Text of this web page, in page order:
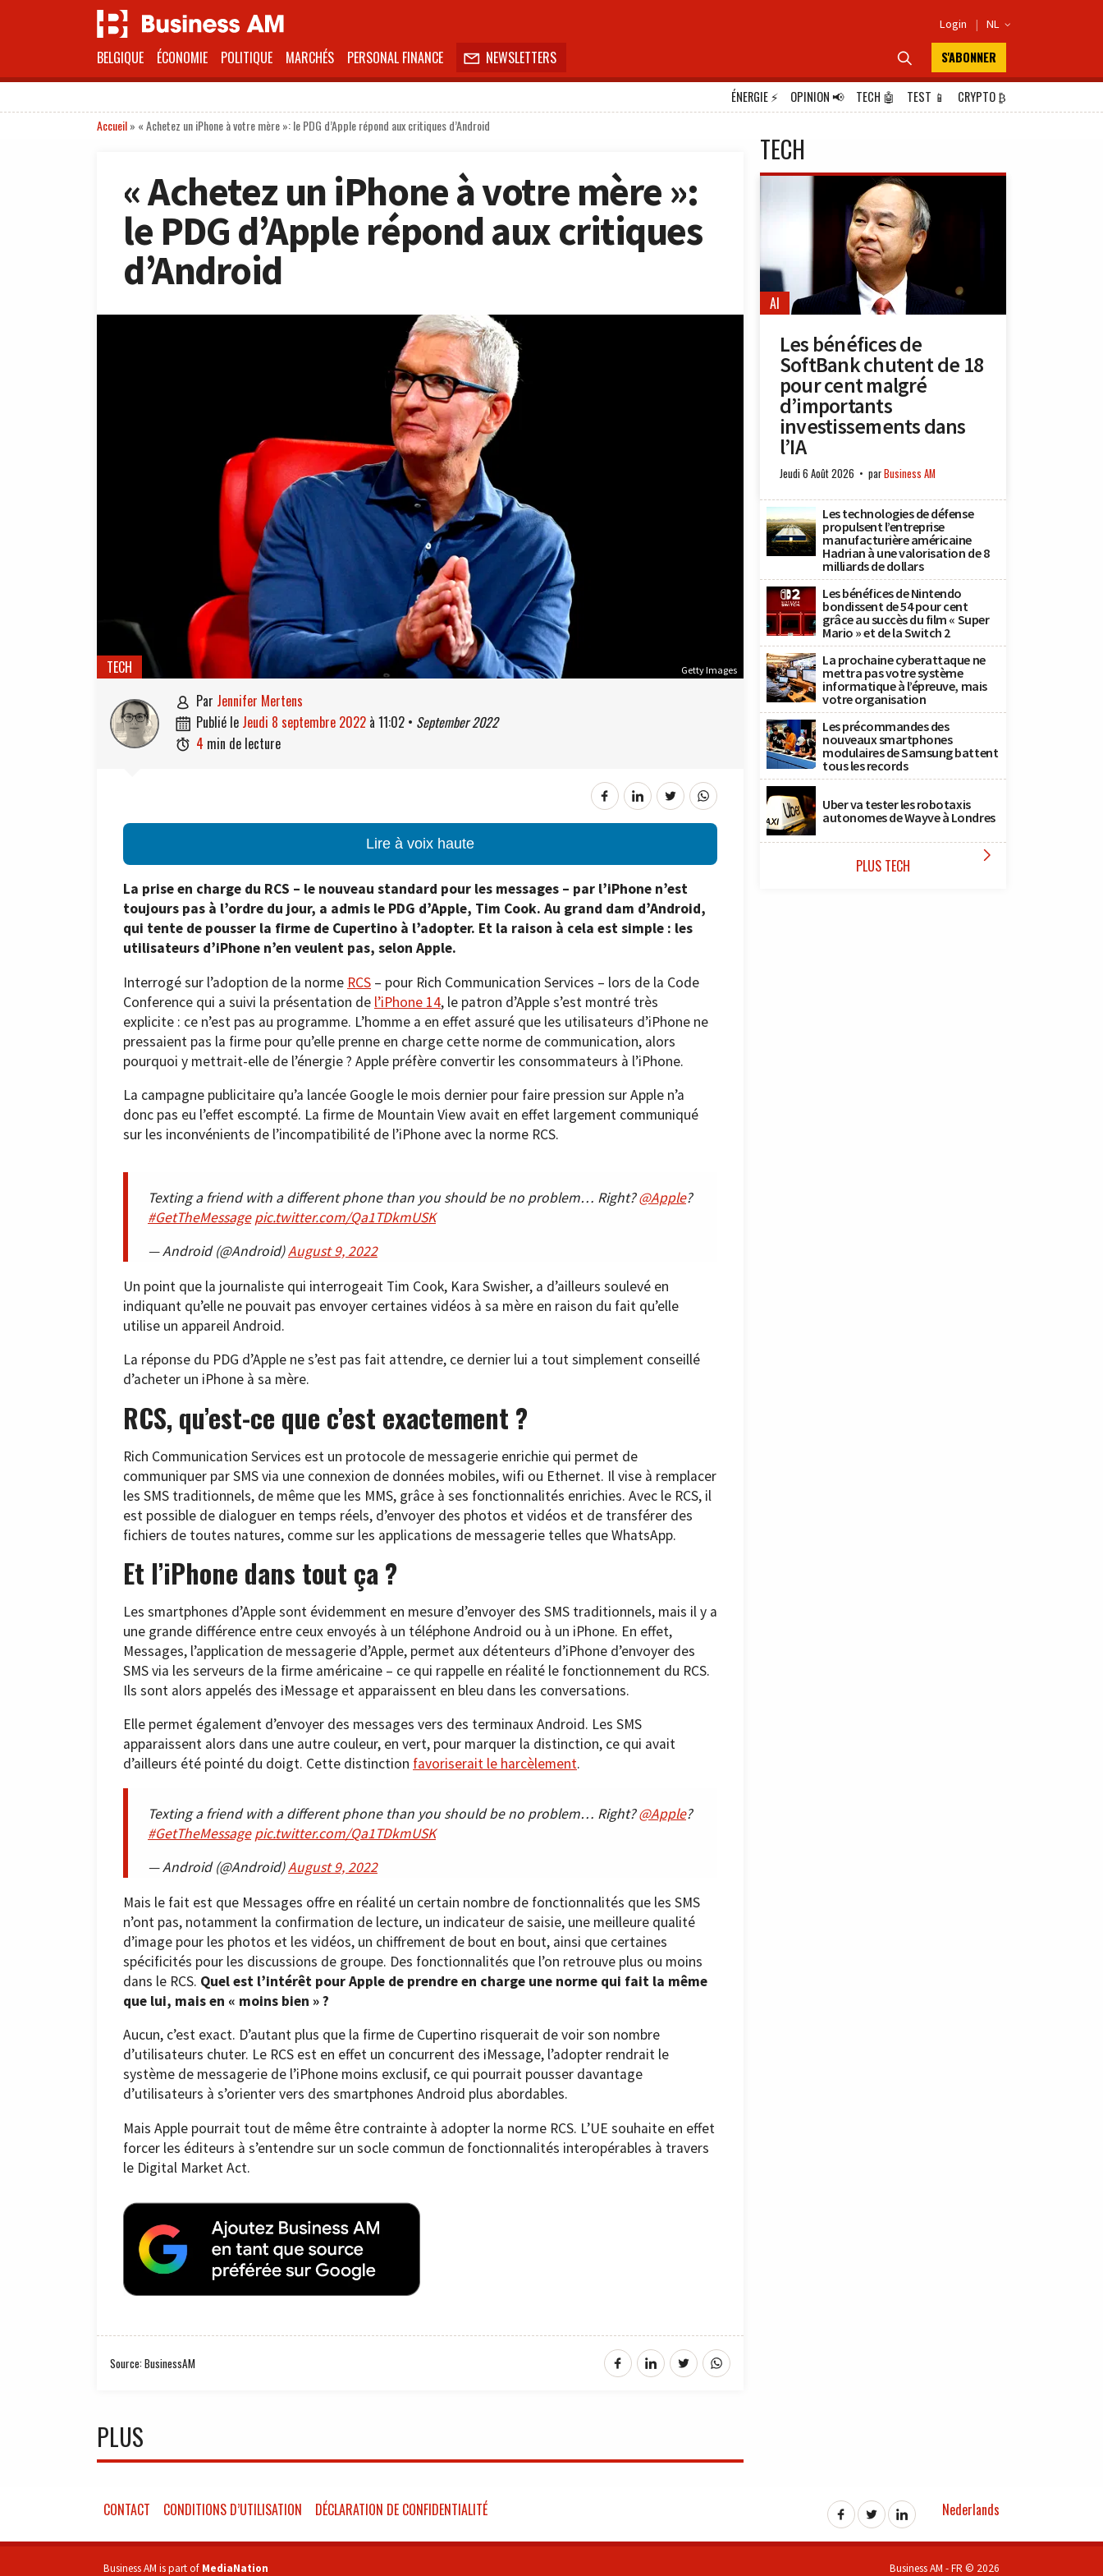
Login | NL 
BELGIQUE ÉCONOMIE POLITIQUE MARCHÉS PERSONAL FINANCE  NEWSLETTERS  S'ABONNER
ÉNERGIE⚡ OPINION📢 TECH 🤖 TEST 📱 CRYPTO₿
Accueil» « Achetez un iPhone à votre mère »: le PDG d’Apple répond aux critiques d’Android
« Achetez un iPhone à votre mère »:
le PDG d’Apple répond aux critiques
d’Android
Getty Images
TECH
 par Jennifer Mertens
 publié le jeudi 8 septembre 2022 à 11:02 • September 2022
 4 min de lecture
Lire à voix haute
La prise en charge du RCS – le nouveau standard pour les messages – par l’iPhone n’est
toujours pas à l’ordre du jour, a admis le PDG d’Apple, Tim Cook. Au grand dam d’Android,
qui tente de pousser la firme de Cupertino à l’adopter. Et la raison à cela est simple : les
utilisateurs d’iPhone n’en veulent pas, selon Apple.
Interrogé sur l’adoption de la norme RCS – pour Rich Communication Services – lors de la Code
Conference qui a suivi la présentation de l’iPhone 14, le patron d’Apple s’est montré très
explicite : ce n’est pas au programme. L’homme a en effet assuré que les utilisateurs d’iPhone ne
pressaient pas la firme pour qu’elle prenne en charge cette norme de communication, alors
pourquoi y mettrait-elle de l’énergie ? Apple préfère convertir les consommateurs à l’iPhone.
La campagne publicitaire qu’a lancée Google le mois dernier pour faire pression sur Apple n’a
donc pas eu l’effet escompté. La firme de Mountain View avait en effet largement communiqué
sur les inconvénients de l’incompatibilité de l’iPhone avec la norme RCS.
Texting a friend with a different phone than you should be no problem… Right?@Apple?
#GetTheMessage pic.twitter.com/Qa1TDkmUSK
— Android (@Android)August 9, 2022
Un point que la journaliste qui interrogeait Tim Cook, Kara Swisher, a d’ailleurs soulevé en
indiquant qu’elle ne pouvait pas envoyer certaines vidéos à sa mère en raison du fait qu’elle
utilise un appareil Android.
La réponse du PDG d’Apple ne s’est pas fait attendre, ce dernier lui a tout simplement conseillé
d’acheter un iPhone à sa mère.
RCS, qu’est-ce que c’est exactement ?
Rich Communication Services est un protocole de messagerie enrichie qui permet de
communiquer par SMS via une connexion de données mobiles, wifi ou Ethernet. Il vise à remplacer
les SMS traditionnels, de même que les MMS, grâce à ses fonctionnalités enrichies. Avec le RCS, il
est possible de dialoguer en temps réels, d’envoyer des photos et vidéos et de transférer des
fichiers de toutes natures, comme sur les applications de messagerie telles que WhatsApp.
Et l’iPhone dans tout ça ?
Les smartphones d’Apple sont évidemment en mesure d’envoyer des SMS traditionnels, mais il y a
une grande différence entre ceux envoyés à un téléphone Android ou à un iPhone. En effet,
Messages, l’application de messagerie d’Apple, permet aux détenteurs d’iPhone d’envoyer des
SMS via les serveurs de la firme américaine – ce qui rappelle en réalité le fonctionnement du RCS.
Ils sont alors appelés des iMessage et apparaissent en bleu dans les conversations.
Elle permet également d’envoyer des messages vers des terminaux Android. Les SMS
apparaissent alors dans une autre couleur, en vert, pour marquer la distinction, ce qui avait
d’ailleurs été pointé du doigt. Cette distinction favoriserait le harcèlement.
Texting a friend with a different phone than you should be no problem… Right?@Apple?
#GetTheMessage pic.twitter.com/Qa1TDkmUSK
— Android (@Android)August 9, 2022
Mais le fait est que Messages offre en réalité un certain nombre de fonctionnalités que les SMS
n’ont pas, notamment la confirmation de lecture, un indicateur de saisie, une meilleure qualité
d’image pour les photos et les vidéos, un chiffrement de bout en bout, ainsi que certaines
spécificités pour les discussions de groupe. Des fonctionnalités que l’on retrouve plus ou moins
dans le RCS. Quel est l’intérêt pour Apple de prendre en charge une norme qui fait la même
que lui, mais en « moins bien » ?
Aucun, c’est exact. D’autant plus que la firme de Cupertino risquerait de voir son nombre
d’utilisateurs chuter. Le RCS est en effet un concurrent des iMessage, l’adopter rendrait le
système de messagerie de l’iPhone moins exclusif, ce qui pourrait pousser davantage
d’utilisateurs à s’orienter vers des smartphones Android plus abordables.
Mais Apple pourrait tout de même être contrainte à adopter la norme RCS. L’UE souhaite en effet
forcer les éditeurs à s’entendre sur un socle commun de fonctionnalités interopérables à travers
le Digital Market Act.
Source: BusinessAM
PLUS
TECH
AI
Les bénéfices de
SoftBank chutent de 18
pour cent malgré
d’importants
investissements dans
l’IA
Jeudi 6 Août 2026 parBusiness AM
Les technologies de défense
propulsent l’entreprise
manufacturière américaine
Hadrian à une valorisation de 8
milliards de dollars
Les bénéfices de Nintendo
bondissent de 54 pour cent
grâce au succès du film « Super
Mario » et de la Switch 2
La prochaine cyberattaque ne
mettra pas votre système
informatique à l’épreuve, mais
votre organisation
Les précommandes des
nouveaux smartphones
modulaires de Samsung battent
tous les records
Uber va tester les robotaxis
autonomes de Wayve à Londres
PLUS TECH 
CONTACT CONDITIONS D’UTILISATION DÉCLARATION DE CONFIDENTIALITÉ Nederlands
Business AM is part of MediaNation Business AM - FR © 2026